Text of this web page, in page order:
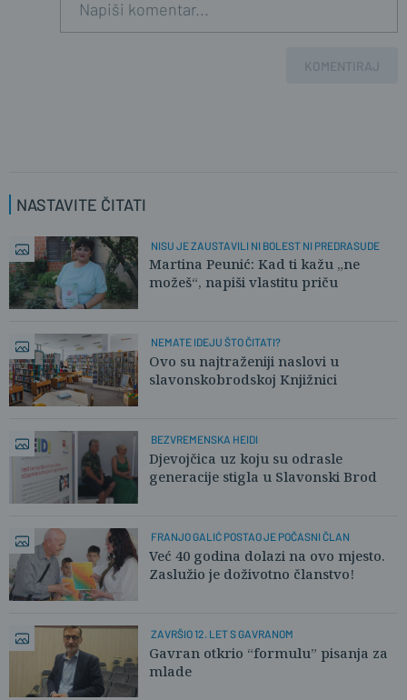
KOMENTIRAJ
NASTAVITE ČITATI
NISU JE ZAUSTAVILI NI BOLEST NI PREDRASUDE
Martina Peunić: Kad ti kažu „ne
možeš“, napiši vlastitu priču
NEMATE IDEJU ŠTO ČITATI?
Ovo su najtraženiji naslovi u
slavonskobrodskoj Knjižnici
BEZVREMENSKA HEIDI
Djevojčica uz koju su odrasle
generacije stigla u Slavonski Brod
FRANJO GALIĆ POSTAO JE POČASNI ČLAN
Već 40 godina dolazi na ovo mjesto.
Zaslužio je doživotno članstvo!
ZAVRŠIO 12. LET S GAVRANOM
Gavran otkrio “formulu” pisanja za
mlade